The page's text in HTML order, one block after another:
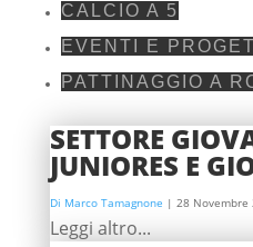
CALCIO A 5
EVENTI E
PATTINAGGIO A
SETTORE
JUNIORES E
Di Marco Tamagnone | 28 Novembre
Leggi altro...